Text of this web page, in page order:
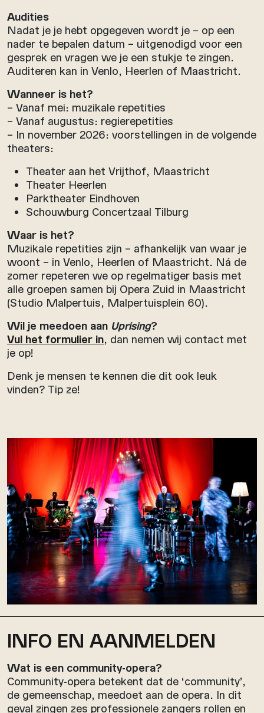
Audities
Nadat je je hebt opgegeven wordt je – op een
nader te bepalen datum – uitgenodigd voor een
gesprek en vragen we je een stukje te zingen.
Auditeren kan in Venlo, Heerlen of Maastricht.
Wanneer is het?
– Vanaf mei: muzikale repetities
– Vanaf augustus: regierepetities
– In november 2026: voorstellingen in de volgende
theaters:
Theater aan het Vrijthof, Maastricht
Theater Heerlen
Parktheater Eindhoven
Schouwburg Concertzaal Tilburg
Waar is het?
Muzikale repetities zijn – afhankelijk van waar je
woont – in Venlo, Heerlen of Maastricht. Ná de
zomer repeteren we op regelmatiger basis met
alle groepen samen bij Opera Zuid in Maastricht
(Studio Malpertuis, Malpertuisplein 60).
Wil je meedoen aan Uprising?
Vul het formulier in, dan nemen wij contact met
je op!
Denk je mensen te kennen die dit ook leuk
vinden? Tip ze!
INFO EN AANMELDEN
Wat is een community-opera?
Community-opera betekent dat de ‘community’,
de gemeenschap, meedoet aan de opera. In dit
geval zingen zes professionele zangers rollen en